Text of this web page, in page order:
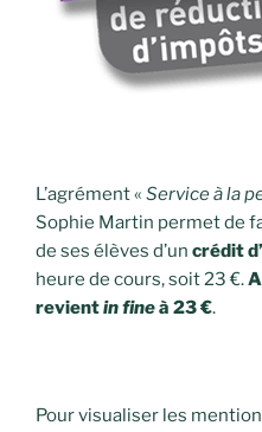
L’agrément « Service à la
Sophie Martin permet de
de ses élèves d’un crédit
heure de cours, soit 23 €.
revientin fineà 23 €.
Pour visualiser les